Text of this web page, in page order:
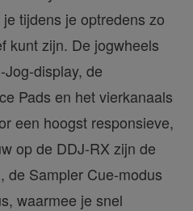
tijdens je optredens zo
kunt zijn. De jogwheels
display, de
Pads en het vierkanaals
een hoogst responsieve,
op de DDJ-RX zijn de
de Sampler Cue-modus
waarmee je snel